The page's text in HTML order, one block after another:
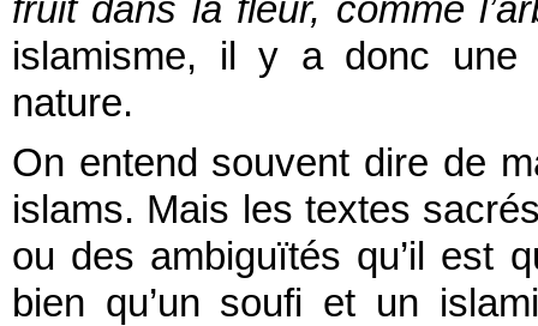
fruit dans la fleur, comme
islamisme, il y a donc une
nature.
On entend souvent dire de
islams. Mais les textes
ou des ambiguïtés qu’il est
bien qu’un soufi et un